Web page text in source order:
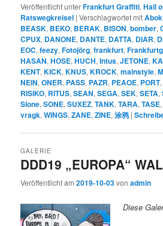
Veröffentlicht unterFrankfurt Graffiti,Hall
Ratswegkreisel |Verschlagwortet mitAbok
BEASK, BEKO, BERAK, BISON,bomber,
CPUX, DANONE, DANTE, DATTA, DIAR,
EOC,feezy,Fotojörg,frankfurt,
HASAN,HOSE,HUCH,Intus,JETONE,
KENT,KICK,KNUS,KROCK,mainstyle,
NEIN,ONER, PASS, PAZR, PEAOE, PORT,
RISIKO, RITUS,SEAN,SEGA,SEK,SETA,
Slone,SONE,SUXEZ,TANK,TARA,TASE
vragk,WINGS,ZANE,ZINE,涂鸦 |
DDD19 „EUROPA“
GALERIE
Veröffentlicht am2019-10-03vonadmin
Diese